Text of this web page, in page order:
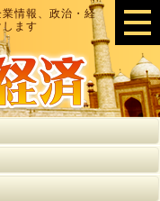
情報、政治・経
ます